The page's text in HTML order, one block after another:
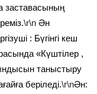
заставасының
\r\n Ән
: Бүгінгі кеш
«Күштілер ,
таныстыру
беріледі.\r\nӘн: